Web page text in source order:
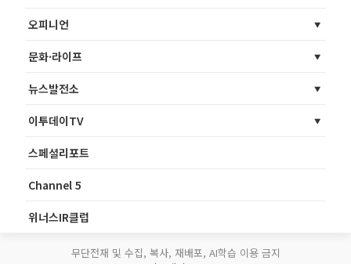
오피니언
문화·라이프
뉴스발전소
이투데이TV
스페셜리포트
Channel 5
위너스IR클럽
무단전재 및 수집, 복사, 재배포, AI학습 이용 금지